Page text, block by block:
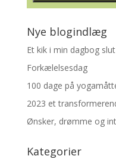
Nye blogindlæg
Et kik i min dagbog
Forkælelsesdag
100 dage på
2023 et
Ønsker, drømme og
Kategorier